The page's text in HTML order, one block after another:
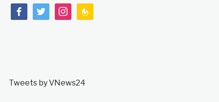
facebooktwitterinstagramfeedburner
Tweets by VNews24